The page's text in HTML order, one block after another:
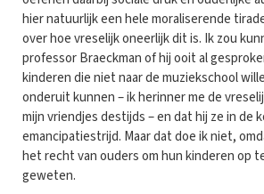
hier natuurlijk een hele moraliserende
over hoe vreselijk oneerlijk dit is. Ik zou
professor Braeckman of hij ooit al
kinderen die niet naar de muziekschool
onderuit kunnen – ik herinner me de
mijn vriendjes destijds – en dat hij ze in de
emancipatiestrijd. Maar dat doe ik niet,
het recht van ouders om hun kinderen op
geweten.